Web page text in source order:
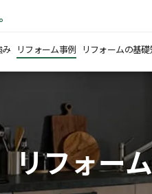
み リフォーム事例 リフォームの基
リフォー